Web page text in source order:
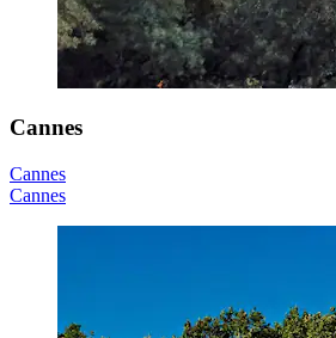
Cannes
Cannes
Cannes